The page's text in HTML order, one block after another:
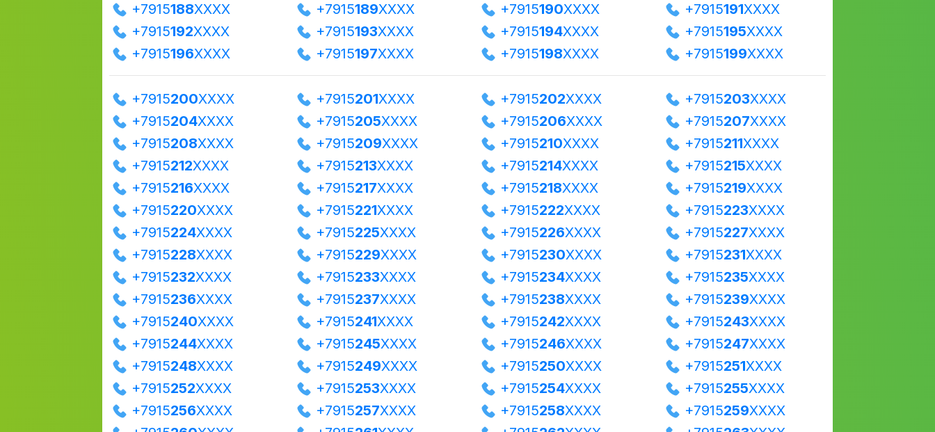
+7915188XXXX +7915189XXXX +7915190XXXX +7915191XXXX
+7915192XXXX +7915193XXXX +7915194XXXX +7915195XXXX
+7915196XXXX +7915197XXXX +7915198XXXX +7915199XXXX
+7915200XXXX +7915201XXXX +7915202XXXX +7915203XXXX
+7915204XXXX +7915205XXXX +7915206XXXX +7915207XXXX
+7915208XXXX +7915209XXXX +7915210XXXX +7915211XXXX
+7915212XXXX +7915213XXXX +7915214XXXX +7915215XXXX
+7915216XXXX +7915217XXXX +7915218XXXX +7915219XXXX
+7915220XXXX +7915221XXXX +7915222XXXX +7915223XXXX
+7915224XXXX +7915225XXXX +7915226XXXX +7915227XXXX
+7915228XXXX +7915229XXXX +7915230XXXX +7915231XXXX
+7915232XXXX +7915233XXXX +7915234XXXX +7915235XXXX
+7915236XXXX +7915237XXXX +7915238XXXX +7915239XXXX
+7915240XXXX +7915241XXXX +7915242XXXX +7915243XXXX
+7915244XXXX +7915245XXXX +7915246XXXX +7915247XXXX
+7915248XXXX +7915249XXXX +7915250XXXX +7915251XXXX
+7915252XXXX +7915253XXXX +7915254XXXX +7915255XXXX
+7915256XXXX +7915257XXXX +7915258XXXX +7915259XXXX